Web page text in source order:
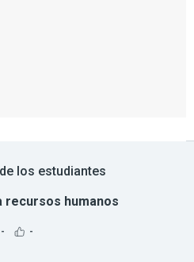
los estudiantes
recursos humanos
- -